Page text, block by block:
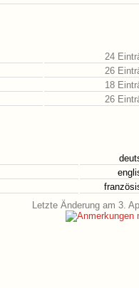
24
26
18
26
Letzte Änderung am 3.